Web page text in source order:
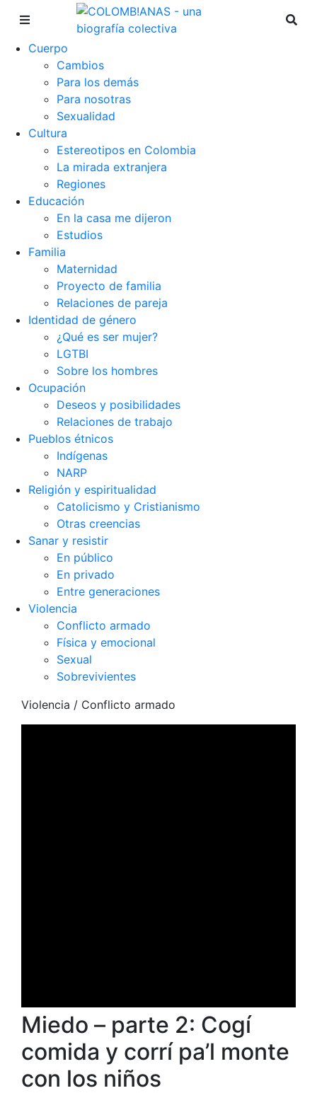
Cuerpo
Cambios
Para los demás
Para nosotras
Sexualidad
Cultura
Estereotipos en Colombia
La mirada extranjera
Regiones
Educación
En la casa me dijeron
Estudios
Familia
Maternidad
Proyecto de familia
Relaciones de pareja
Identidad de género
¿Qué es ser mujer?
LGTBI
Sobre los hombres
Ocupación
Deseos y posibilidades
Relaciones de trabajo
Pueblos étnicos
Indígenas
NARP
Religión y espiritualidad
Catolicismo y Cristianismo
Otras creencias
Sanar y resistir
En público
En privado
Entre generaciones
Violencia
Conflicto armado
Física y emocional
Sexual
Sobrevivientes
Violencia / Conflicto armado
Miedo – parte 2: Cogí
comida y corrí pa’l monte
con los niños